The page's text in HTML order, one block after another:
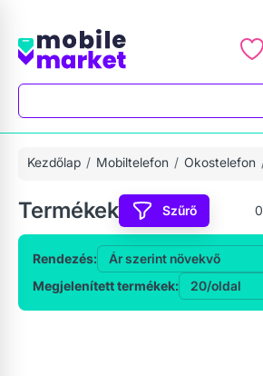
Kezdőlap Mobiltelefon Okostelefon
Termékek Szűrő 0
Rendezés:
Megjelenített termékek: